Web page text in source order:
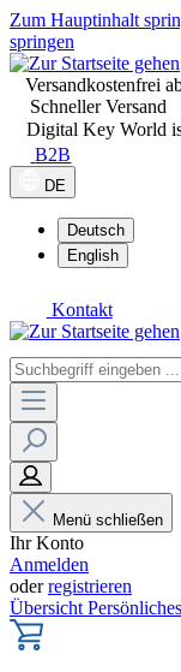
Zum Hauptinhalt
springen
Versandkostenfrei
Schneller Versand
Digital Key World
B2B
DE
Deutsch
English
Kontakt
Menü schließen
Ihr Konto
Anmelden
oderregistrieren
Übersicht